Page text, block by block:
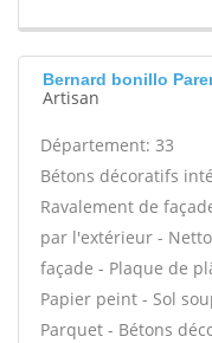
Bernard bonillo
Artisan
Département: 33
Bétons décoratifs
Ravalement de
par l'extérieur -
façade - Plaque de
Papier peint - Sol
Parquet - Bétons